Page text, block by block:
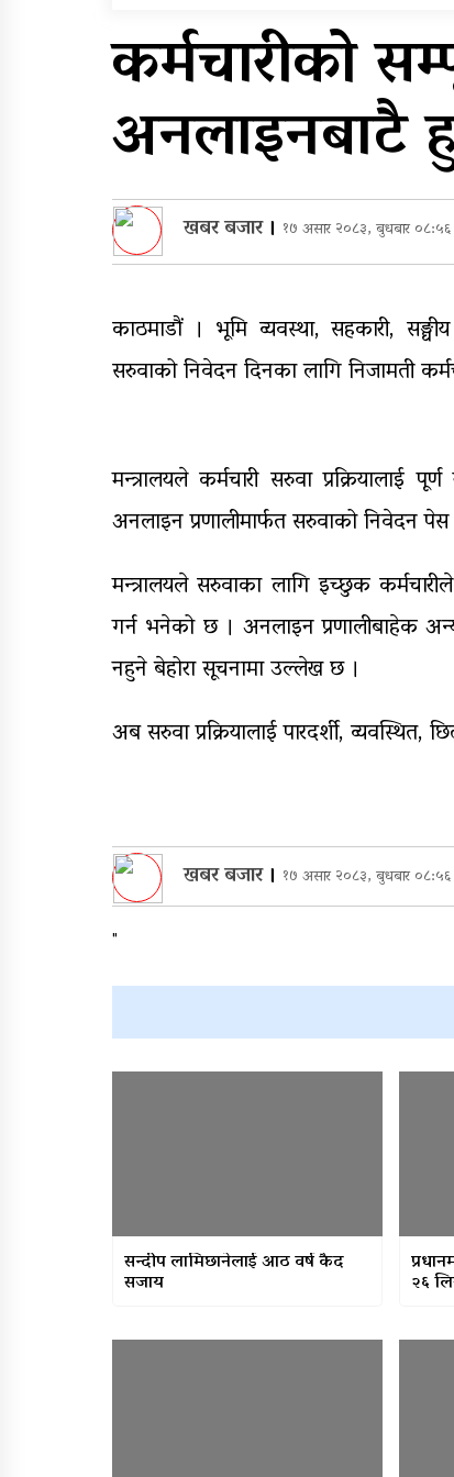
सुरुङमार्ग’ सञ्चालनमा,
शुल्कदर यस्तो छ…
घरमाथि पहिरो खस्दा ३
बालकको मृत्यु, दुई
कर्मचारीको
अनलाइनबाटै
खबर बजार। १७ असार २०८३, बुधबार ०८:५६
काठमाडौं । भूमि व्यवस्था, सहकारी,
सरुवाको निवेदन दिनका लागि निजामती
मन्त्रालयले कर्मचारी सरुवा प्रक्रियालाई
अनलाइन प्रणालीमार्फत सरुवाको निवेदन
मन्त्रालयले सरुवाका लागि इच्छुक
गर्न भनेको छ । अनलाइन प्रणालीबाहेक
नहुने बेहोरा सूचनामा उल्लेख छ ।
अब सरुवा प्रक्रियालाई पारदर्शी, व्यवस्थित,
खबर बजार। १७ असार २०८३, बुधबार ०८:५६
"
सन्दीप लामिछानेलाई आठ वर्ष कैद
सजाय २६